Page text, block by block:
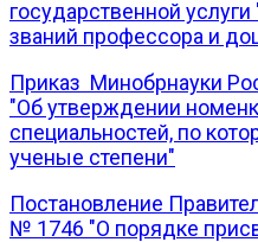
государственной
званий профессора и
Приказ Минобрнауки
"Об утверждении
специальностей, по
ученые степени"
Постановление
№ 1746 "О порядке